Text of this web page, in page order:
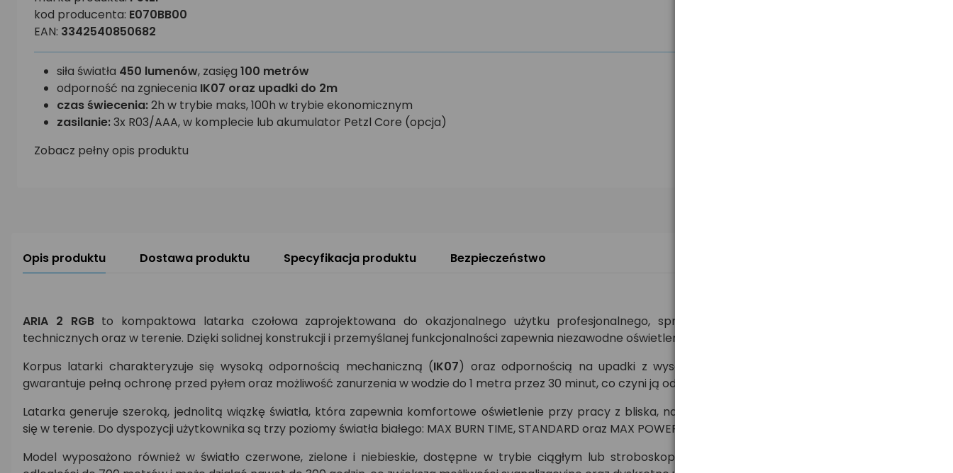
kod producenta: E070BB00
EAN: 3342540850682
siła światła 450 lumenów, zasięg 100 metrów
odporność na zgniecenia IK07 oraz upadki do 2m
czas świecenia:2h w trybie maks, 100h w trybie ekonomicznym
zasilanie:3x R03/AAA, w komplecie lub akumulator Petzl Core (opcja)
Zobacz pełny opis produktu
Opis produktu Dostawa produktu Specyfikacja produktu Bezpieczeństwo
ARIA 2 RGBto kompaktowa latarka czołowa zaprojektowana do okazjonalnego użytku profesjonalnego, sprawdzająca się podczas prac serwisowych,
technicznych oraz w terenie. Dzięki solidnej konstrukcji i przemyślanej funkcjonalności zapewnia niezawodne oświetlenie w wymagających warunkach pracy.
Korpus latarki charakteryzuje się wysoką odpornością mechaniczną (IK07) oraz odpornością na upadki z wysokości do 2 metrów. Klasa szczelności
gwarantuje pełną ochronę przed pyłem oraz możliwość zanurzenia w wodzie do 1 metra przez 30 minut, co czyni ją odpowiednią do pracy w trudnym środowisku.
Latarka generuje szeroką, jednolitą wiązkę światła, która zapewnia komfortowe oświetlenie przy pracy z bliska, natomiast wiązka mieszana ułatwia poruszanie
się w terenie. Do dyspozycji użytkownika są trzy poziomy światła białego: MAX BURN TIME, STANDARD oraz MAX POWER.
Model wyposażono również w światło czerwone, zielone i niebieskie, dostępne w trybie ciągłym lub stroboskopowym. Tryb stroboskopowy jest widoczny z